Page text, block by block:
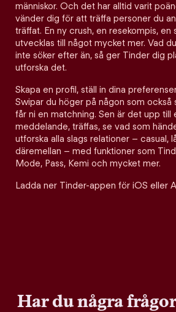
människor. Och det har alltid varit
vänder dig för att träffa personer du
träffat. En ny crush, en resekompis, en
utvecklas till något mycket mer. Vad
inte söker efter än, så ger Tinder dig
utforska det.
Skapa en profil, ställ in dina
Swipar du höger på någon som också
får ni en matchning. Sen är det upp till
meddelande, träffas, se vad som
utforska alla slags relationer – casual,
däremellan – med funktioner som
Mode, Pass, Kemi och mycket mer.
Ladda ner Tinder-appen för iOS eller
Har du några